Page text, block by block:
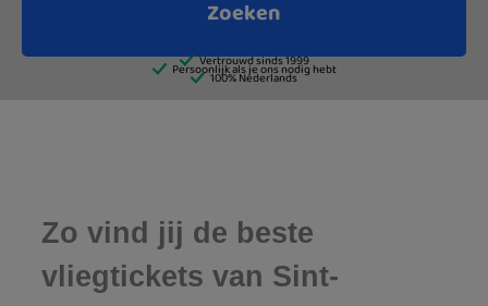
Zo vind jij de beste
vliegtickets van Sint-